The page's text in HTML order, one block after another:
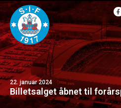
22. januar 2024
Billetsalget åbnet til